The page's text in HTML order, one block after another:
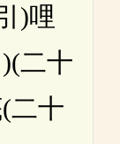
)哩
二十
二十